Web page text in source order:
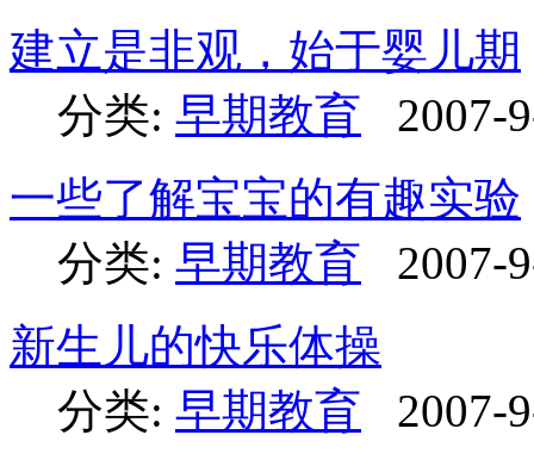
建立是非观，始于婴儿期
分类: 早期教育
2007-
一些了解宝宝的有趣实验
分类: 早期教育
2007-
新生儿的快乐体操
分类: 早期教育
2007-